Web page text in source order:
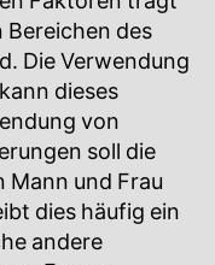
Bereichen des
Die Verwendung
kann dieses
von
soll die
Mann und Frau
dies häufig ein
andere